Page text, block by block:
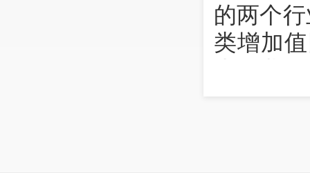
的两个
类增加